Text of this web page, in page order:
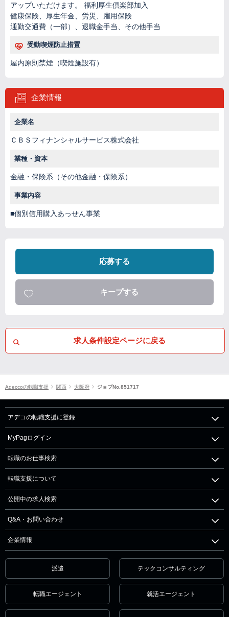
アップいただけます。 福利厚生倶楽部加入
健康保険、厚生年金、労災、雇用保険
通勤交通費（一部）、退職金手当、その他手当
受動喫煙防止措置
屋内原則禁煙（喫煙施設有）
企業情報
企業名
ＣＢＳフィナンシャルサービス株式会社
業種・資本
金融・保険系（その他金融・保険系）
事業内容
■個別信用購入あっせん事業
応募する
キープする
求人条件設定ページに戻る
Adeccoの転職支援 関西 大阪府 ジョブNo.851717
アデコの転職支援に登録
MyPagログイン
転職のお仕事検索
転職支援について
公開中の求人検索
Q&A・お問い合わせ
企業情報
派遣 テックコンサルティング
転職エージェント 就活エージェント